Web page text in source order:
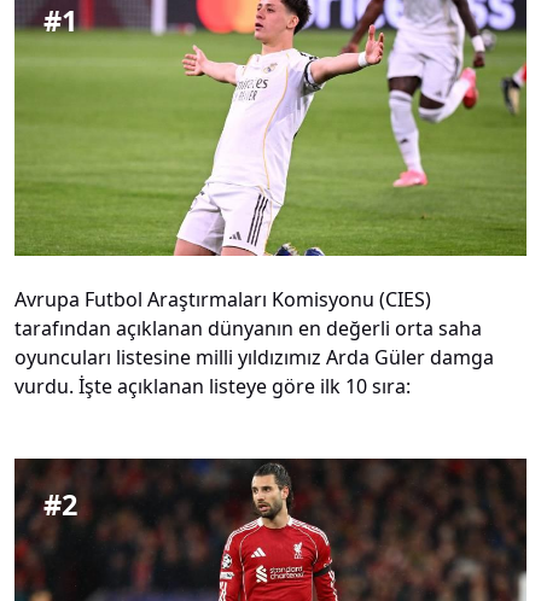
#1
Avrupa Futbol Araştırmaları Komisyonu (CIES)
tarafından açıklanan dünyanın en değerli orta saha
oyuncuları listesine milli yıldızımız Arda Güler damga
vurdu. İşte açıklanan listeye göre ilk 10 sıra:
#2